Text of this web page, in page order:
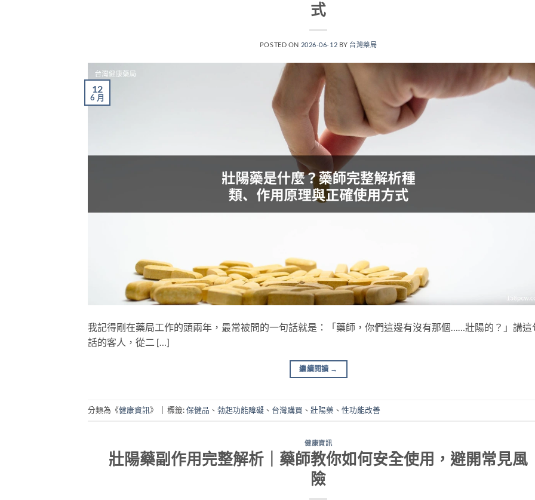
式
POSTED ON 2026-06-12 BY 台灣藥局
12
6 月
我記得剛在藥局工作的頭兩年，最常被問的一句話就是：「藥師，你們這邊有沒有那個……壯陽的？」講這
話的客人，從二 […]
繼續閱讀 →
分類為《健康資訊》 標籤:保健品 、 勃起功能障礙 、 台灣購買 、 壯陽藥 、 性功能改善
健康資訊
壯陽藥副作用完整解析｜藥師教你如何安全使用，避開常見風
險